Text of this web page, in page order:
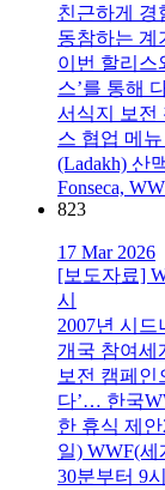
친근하게 경
동참하는 계
이번 할리스
스’를 통해
서식지 보전
스 협업 메
(Ladakh) 산
Fonseca,
823
17 Mar 2026
[보도자료]
시
2007년 시
개국 참여세
보전 캠페인
다’… 한국
한 휴식 제
일) WWF(세
30분부터 9